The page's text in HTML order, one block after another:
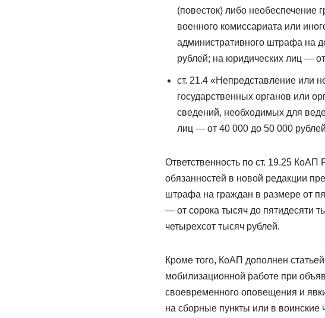
(повесток) либо необеспечение
военного комиссариата или
административного штрафа на
рублей; на юридических лиц —
ст. 21.4 «Непредставление или
государственных органов или
сведений, необходимых для
лиц — от 40 000 до 50 000
Ответственность по ст. 19.25
обязанностей в новой редакции
штрафа на граждан в размере от
— от сорока тысяч до пятидесяти
четырехсот тысяч рублей.
Кроме того, КоАП дополнен
мобилизационной работе при
своевременного оповещения и
на сборные пункты или в воинские